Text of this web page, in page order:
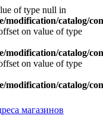
of type null in
modification/catalog/
on value of type
modification/catalog/
on value of type
modification/catalog/
магазинов